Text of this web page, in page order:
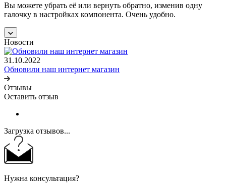
Вы можете убрать её или вернуть обратно, изменив одну
галочку в настройках компонента. Очень удобно.
Новости
31.10.2022
Обновили наш интернет магазин
Отзывы
Оставить отзыв
Загрузка отзывов...
Нужна консультация?